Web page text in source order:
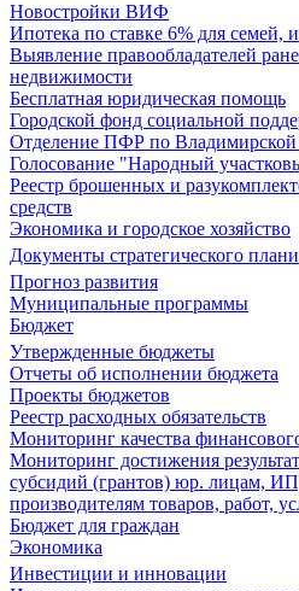
Новостройки ВИФ
Ипотека по ставке 6% для семей,
Выявление правообладателей
недвижимости
Бесплатная юридическая помощь
Городской фонд социальной
Отделение ПФР по Владимирской
Голосование "Народный
Реестр брошенных и
средств
Экономика и городское хозяйство
Документы стратегического
Прогноз развития
Муниципальные программы
Бюджет
Утвержденные бюджеты
Отчеты об исполнении бюджета
Проекты бюджетов
Реестр расходных обязательств
Мониторинг качества
Мониторинг достижения
субсидий (грантов) юр. лицам,
производителям товаров, работ,
Бюджет для граждан
Экономика
Инвестиции и инновации